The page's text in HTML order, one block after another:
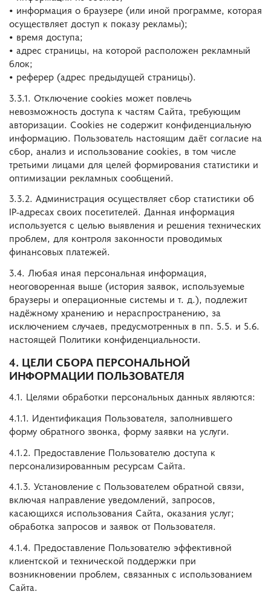
• информация о браузере (или иной программе, которая
осуществляет доступ к показу рекламы);
• время доступа;
• адрес страницы, на которой расположен рекламный
блок;
• реферер (адрес предыдущей страницы).
3.3.1. Отключение cookies может повлечь
невозможность доступа к частям Сайта, требующим
авторизации. Cookies не содержит конфиденциальную
информацию. Пользователь настоящим даёт согласие на
сбор, анализ и использование cookies, в том числе
третьими лицами для целей формирования статистики и
оптимизации рекламных сообщений.
3.3.2. Администрация осуществляет сбор статистики об
IP-адресах своих посетителей. Данная информация
используется с целью выявления и решения технических
проблем, для контроля законности проводимых
финансовых платежей.
3.4. Любая иная персональная информация,
неоговоренная выше (история заявок, используемые
браузеры и операционные системы и т. д.), подлежит
надёжному хранению и нераспространению, за
исключением случаев, предусмотренных в пп. 5.5. и 5.6.
настоящей Политики конфиденциальности.
4. ЦЕЛИ СБОРА ПЕРСОНАЛЬНОЙ
ИНФОРМАЦИИ ПОЛЬЗОВАТЕЛЯ
4.1. Целями обработки персональных данных являются:
4.1.1. Идентификация Пользователя, заполнившего
форму обратного звонка, форму заявки на услуги.
4.1.2. Предоставление Пользователю доступа к
персонализированным ресурсам Сайта.
4.1.3. Установление с Пользователем обратной связи,
включая направление уведомлений, запросов,
касающихся использования Сайта, оказания услуг;
обработка запросов и заявок от Пользователя.
4.1.4. Предоставление Пользователю эффективной
клиентской и технической поддержки при
возникновении проблем, связанных с использованием
Сайта.